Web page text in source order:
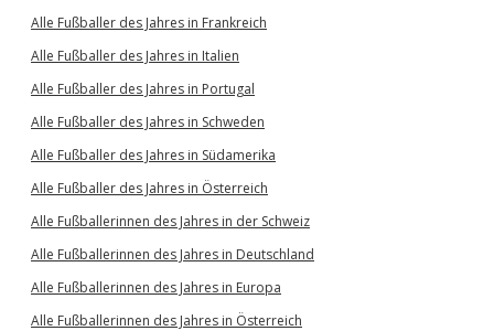
Alle Fußballer des Jahres in Frankreich
Alle Fußballer des Jahres in Italien
Alle Fußballer des Jahres in Portugal
Alle Fußballer des Jahres in Schweden
Alle Fußballer des Jahres in Südamerika
Alle Fußballer des Jahres in Österreich
Alle Fußballerinnen des Jahres in der Schweiz
Alle Fußballerinnen des Jahres in Deutschland
Alle Fußballerinnen des Jahres in Europa
Alle Fußballerinnen des Jahres in Österreich